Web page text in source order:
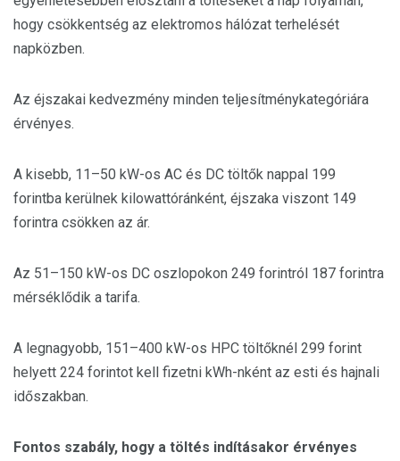
hogy csökkentség az elektromos hálózat terhelését
napközben.
Az éjszakai kedvezmény minden teljesítménykategóriára
érvényes.
A kisebb, 11–50 kW-os AC és DC töltők nappal 199
forintba kerülnek kilowattóránként, éjszaka viszont 149
forintra csökken az ár.
Az 51–150 kW-os DC oszlopokon 249 forintról 187 forintra
mérséklődik a tarifa.
A legnagyobb, 151–400 kW-os HPC töltőknél 299 forint
helyett 224 forintot kell fizetni kWh-nként az esti és hajnali
időszakban.
Fontos szabály, hogy a töltés indításakor érvényes